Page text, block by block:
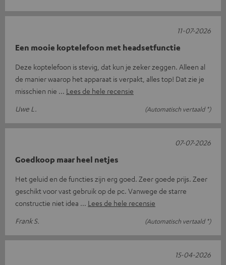
Een mooie koptelefoon met headsetfunctie
Deze koptelefoon is stevig, dat kun je zeker zeggen. Alleen al
de manier waarop het apparaat is verpakt, alles top! Dat zie je
misschien nie
Lees de hele recensie
Uwe L.
(Automatisch vertaald *)
11-07-2026
Goedkoop maar heel netjes
Het geluid en de functies zijn erg goed. Zeer goede prijs. Zeer
geschikt voor vast gebruik op de pc. Vanwege de starre
constructie niet idea
Lees de hele recensie
Frank S.
(Automatisch vertaald *)
07-07-2026
15-04-2026